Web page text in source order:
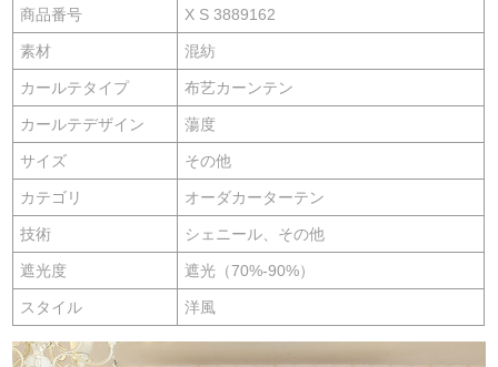
商品番号 X S 3889162
素材 混紡
カールテタイプ 布艺カーンテン
カールテデザイン 蕩度
サイズ その他
カテゴリ オーダカーターテン
技術 シェニール、その他
遮光度 遮光（70%-90%）
スタイル 洋風